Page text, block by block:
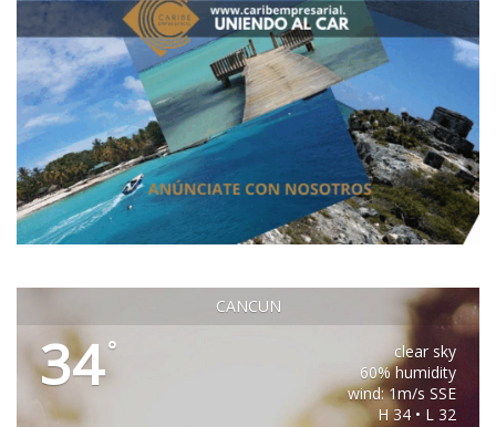
CANCUN
34°
clear sky
60% humidity
wind: 1m/s SSE
H 34 • L 32